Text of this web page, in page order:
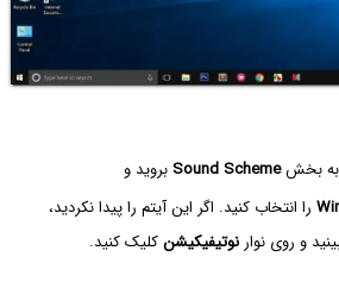
Sound Scheme بروید و
را انتخاب کنید. اگر این آیتم را پیدا نکردید،
و روی نوار نوتیفیکیشنکلیک کنید.